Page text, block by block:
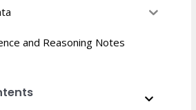
and Reasoning Notes